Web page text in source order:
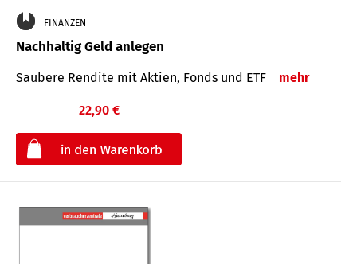
FINANZEN
Nachhaltig Geld anlegen
Saubere Rendite mit Aktien, Fonds und ETF mehr
22,90 €